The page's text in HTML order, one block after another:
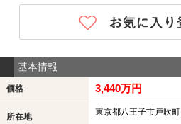
基本情報
価格 3,440万円
所在地 東京都八王子市戸吹町